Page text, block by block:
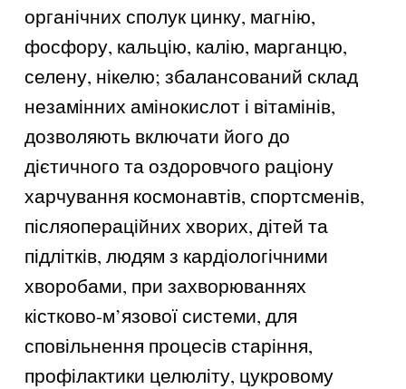
органічних сполук цинку, магнію,
фосфору, кальцію, калію, марганцю,
селену, нікелю; збалансований склад
незамінних амінокислот і вітамінів,
дозволяють включати його до
дієтичного та оздоровчого раціону
харчування космонавтів, спортсменів,
післяопераційних хворих, дітей та
підлітків, людям з кардіологічними
хворобами, при захворюваннях
кістково-м’язової системи, для
сповільнення процесів старіння,
профілактики целюліту, цукровому